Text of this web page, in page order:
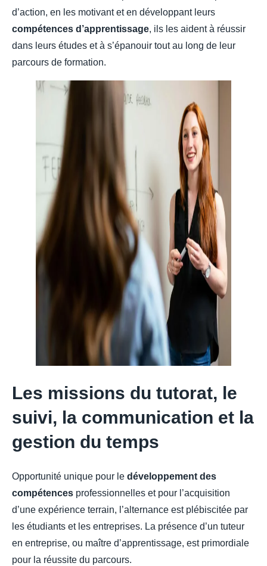
d’action, en les motivant et en développant leurs
compétences d’apprentissage, ils les aident à réussir
dans leurs études et à s’épanouir tout au long de leur
parcours de formation.
Les missions du tutorat, le
suivi, la communication et la
gestion du temps
Opportunité unique pour le développement des
compétences professionnelles et pour l’acquisition
d’une expérience terrain, l’alternance est plébiscitée par
les étudiants et les entreprises. La présence d’un tuteur
en entreprise, ou maître d’apprentissage, est primordiale
pour la réussite du parcours.